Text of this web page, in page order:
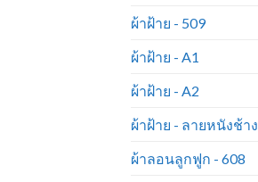
ผ้าฝ้าย - 509
ผ้าฝ้าย - A1
ผ้าฝ้าย - A2
ผ้าฝ้าย - ลายหนังช้าง
ผ้าลอนลูกฟูก - 608